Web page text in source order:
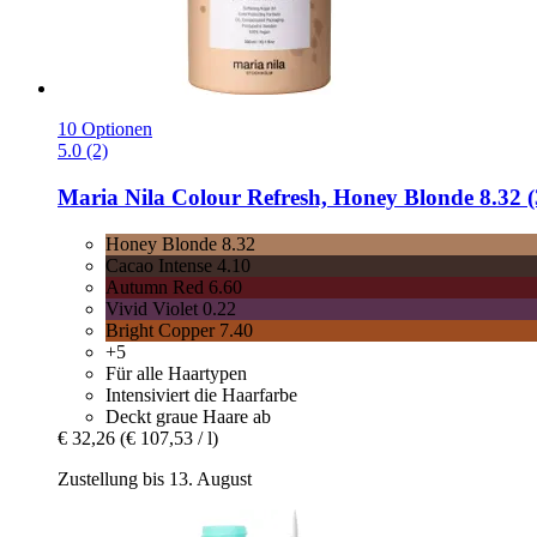
10 Optionen
5.0 (2)
Maria Nila Colour Refresh, Honey Blonde 8.32
Honey Blonde 8.32
Cacao Intense 4.10
Autumn Red 6.60
Vivid Violet 0.22
Bright Copper 7.40
+5
Für alle Haartypen
Intensiviert die Haarfarbe
Deckt graue Haare ab
€ 32,26 (€ 107,53 / l)
Zustellung bis 13. August